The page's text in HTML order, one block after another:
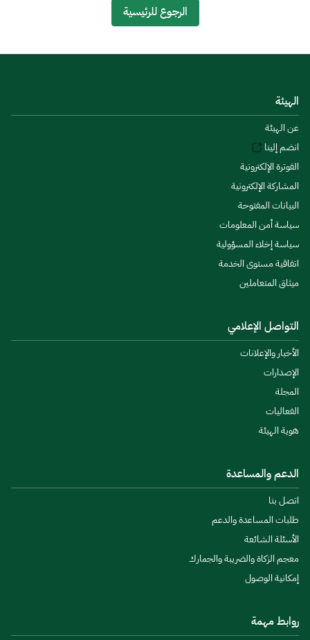
الرجوع للرئيسية
الهيئة
عن الهيئة
انضم إلينا
الفوترة الإلكترونية
المشاركة الإلكترونية
البيانات المفتوحة
سياسة أمن المعلومات
سياسة إخلاء المسؤولية
اتفاقية مستوى الخدمة
ميثاق المتعاملين
التواصل الإعلامي
الأخبار والإعلانات
الإصدارات
المجلة
الفعاليات
هوية الهيئة
الدعم والمساعدة
اتصل بنا
طلبات المساعدة والدعم
الأسئلة الشائعة
معجم الزكاة والضريبة والجمارك
إمكانية الوصول
روابط مهمة